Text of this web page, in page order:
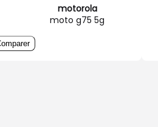
motorola
moto g75 5g